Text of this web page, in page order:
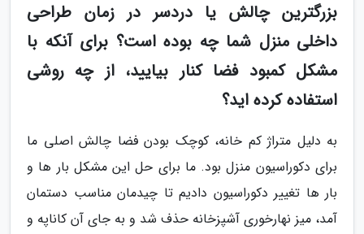
بزرگترین چالش یا دردسر در زمان طراحی
داخلی منزل شما چه بوده است؟ برای آنکه با
مشکل کمبود فضا کنار بیایید، از چه روشی
استفاده کرده اید؟
به دلیل متراژ کم خانه، کوچک بودن فضا چالش اصلی ما
برای دکوراسیون منزل بود. ما برای حل این مشکل بار ها و
بار ها تغییر دکوراسیون دادیم تا چیدمان مناسب دستمان
آمد، میز نهارخورى آشپزخانه حذف شد و به جای آن کاناپه و